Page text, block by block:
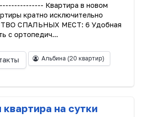
Квартира в новом
кратно исключительно
СПАЛЬНЫХ МЕСТ: 6 Удобная
с ортопедич...
Альбина (20 квартир)
на сутки